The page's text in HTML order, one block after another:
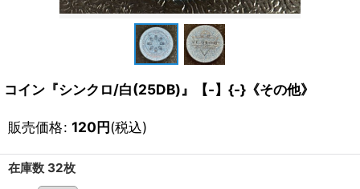
コイン『シンクロ/白(25DB)』【-】{-}《その他》
販売価格: 120円(税込)
在庫数 32枚